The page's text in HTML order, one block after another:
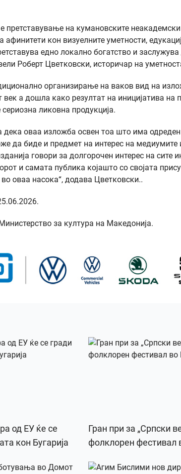
претставување на кумановските
афинитети кон визуелните уметности,
едно локално богатство и
Роберт Цветковски, историчар на
организирање на ваков вид на
век а дошла како резултат на иницијатива на
ликовна продукција.
дека оваа изложба освен тоа што има одреден
да биде и предмет на интерес на медиумите
говори за долгорочен интерес на сите
и самата публика којашто со својата
оваа насока“, додава Цветковски..
за култура на Македонија.
од ЕУ ќе се
кон Бугарија
Гран при за „Српски
фолклорен фестивал